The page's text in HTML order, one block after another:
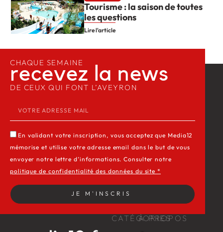
Tourisme : la saison de toutes
les questions
Lire l'article
CATÉGORIES
À PROPOS
CHAQUE SEMAINE
recevez la news​
DE CEUX QUI FONT L’AVEYRON
En validant votre inscription, vous acceptez que Media12
mémorise et utilise votre adresse email dans le but de vous
envoyer notre lettre d’informations. Consulter notre
politique de confidentialité des données du site *
JE M'INSCRIS